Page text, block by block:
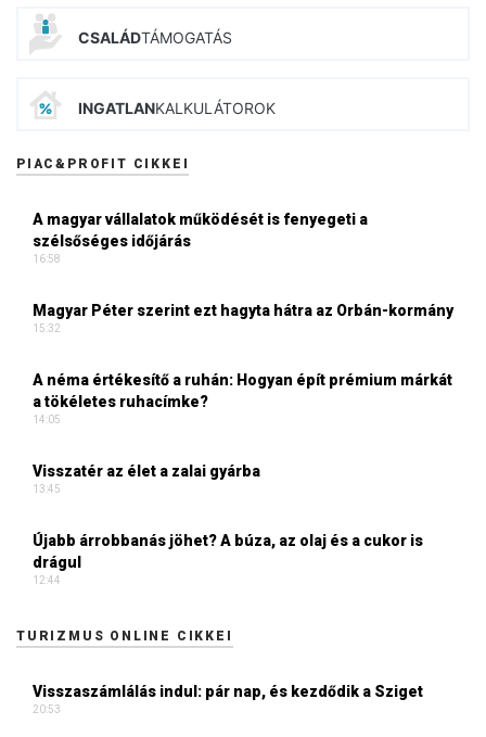
CSALÁDTÁMOGATÁS
INGATLANKALKULÁTOROK
PIAC&PROFIT CIKKEI
A magyar vállalatok működését is fenyegeti a
szélsőséges időjárás
16:58
Magyar Péter szerint ezt hagyta hátra az Orbán-kormány
15:32
A néma értékesítő a ruhán: Hogyan épít prémium márkát
a tökéletes ruhacímke?
14:05
Visszatér az élet a zalai gyárba
13:45
Újabb árrobbanás jöhet? A búza, az olaj és a cukor is
drágul
12:44
TURIZMUS ONLINE CIKKEI
Visszaszámlálás indul: pár nap, és kezdődik a Sziget
20:53